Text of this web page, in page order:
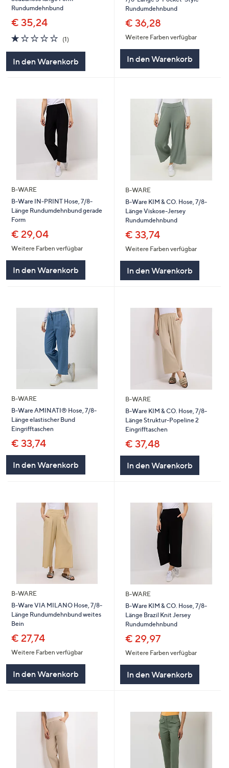
Rundumdehnbund
€ 35,24
1.0
von
(1)
In den Warenkorb
Rundumdehnbund
€ 36,28
Weitere Farben verfügbar
In den Warenkorb
B-WARE
B-Ware IN-PRINT Hose, 7/8-
Länge Rundumdehnbund gerade
Form
€ 29,04
Weitere Farben verfügbar
In den Warenkorb
B-WARE
B-Ware KIM & CO. Hose, 7/8-
Länge Viskose-Jersey
Rundumdehnbund
€ 33,74
Weitere Farben verfügbar
In den Warenkorb
B-WARE
B-Ware AMINATI® Hose, 7/8-
Länge elastischer Bund
Eingrifftaschen
€ 33,74
In den Warenkorb
B-WARE
B-Ware KIM & CO. Hose, 7/8-
Länge Struktur-Popeline 2
Eingrifftaschen
€ 37,48
In den Warenkorb
B-WARE
B-Ware VIA MILANO Hose, 7/8-
Länge Rundumdehnbund weites
Bein
€ 27,74
Weitere Farben verfügbar
In den Warenkorb
B-WARE
B-Ware KIM & CO. Hose, 7/8-
Länge Brazil Knit Jersey
Rundumdehnbund
€ 29,97
Weitere Farben verfügbar
In den Warenkorb